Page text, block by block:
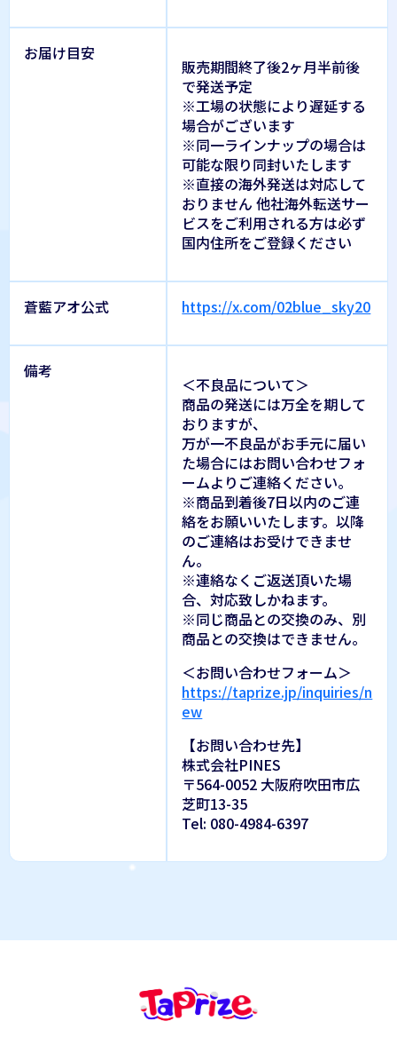
お届け目安
販売期間終了後2ヶ月半前後
で発送予定
※工場の状態により遅延する
場合がございます
※同一ラインナップの場合は
可能な限り同封いたします
※直接の海外発送は対応して
おりません 他社海外転送サー
ビスをご利用される方は必ず
国内住所をご登録ください
蒼藍アオ公式 https://x.com/02blue_sky20
備考
＜不良品について＞
商品の発送には万全を期して
おりますが、
万が一不良品がお手元に届い
た場合にはお問い合わせフォ
ームよりご連絡ください。
※商品到着後7日以内のご連
絡をお願いいたします。以降
のご連絡はお受けできませ
ん。
※連絡なくご返送頂いた場
合、対応致しかねます。
※同じ商品との交換のみ、別
商品との交換はできません。
＜お問い合わせフォーム＞
https://taprize.jp/inquiries/n
ew
【お問い合わせ先】
株式会社PINES
〒564-0052 大阪府吹田市広
芝町13-35
Tel: 080-4984-6397